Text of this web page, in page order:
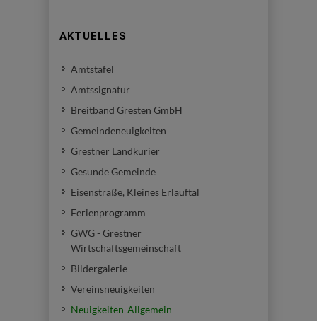
AKTUELLES
Amtstafel
Amtssignatur
Breitband Gresten GmbH
Gemeindeneuigkeiten
Grestner Landkurier
Gesunde Gemeinde
Eisenstraße, Kleines Erlauftal
Ferienprogramm
GWG - Grestner
Wirtschaftsgemeinschaft
Bildergalerie
Vereinsneuigkeiten
Neuigkeiten-Allgemein